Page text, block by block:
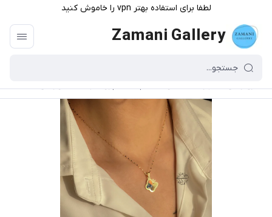
لطفا برای استفاده بهتر vpn را خاموش کنید
Zamani Gallery